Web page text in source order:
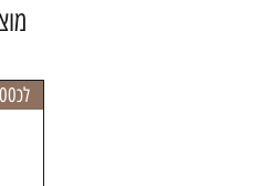
לכ50000 הדפסות